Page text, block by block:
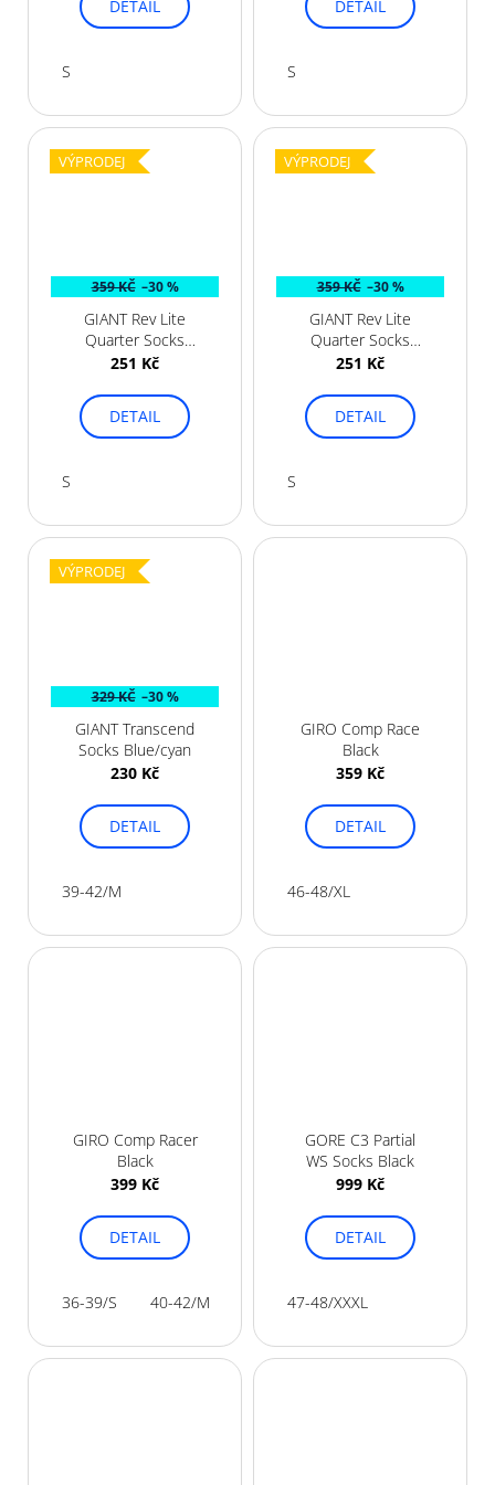
DETAIL
S
DETAIL
S
VÝPRODEJ
359 KČ –30 %
GIANT Rev Lite
Quarter Socks
Black
251 Kč
DETAIL
S
VÝPRODEJ
359 KČ –30 %
GIANT Rev Lite
Quarter Socks
White
251 Kč
DETAIL
S
VÝPRODEJ
329 KČ –30 %
GIANT Transcend
Socks Blue/cyan
230 Kč
DETAIL
39-42/M
GIRO Comp Race
Black
359 Kč
DETAIL
46-48/XL
GIRO Comp Racer
Black
399 Kč
DETAIL
36-39/S 40-42/M 43-45/L
GORE C3 Partial
WS Socks Black
999 Kč
DETAIL
47-48/XXXL